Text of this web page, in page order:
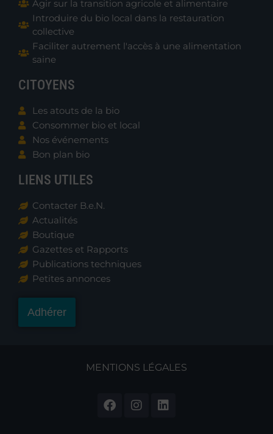
Agir sur la transition agricole et alimentaire
Introduire du bio local dans la restauration
collective
Faciliter autrement l'accès à une alimentation
saine
CITOYENS
Les atouts de la bio
Consommer bio et local
Nos événements
Bon plan bio
LIENS UTILES
Contacter B.e.N.
Actualités
Boutique
Gazettes et Rapports
Publications techniques
Petites annonces
Adhérer
MENTIONS LÉGALES